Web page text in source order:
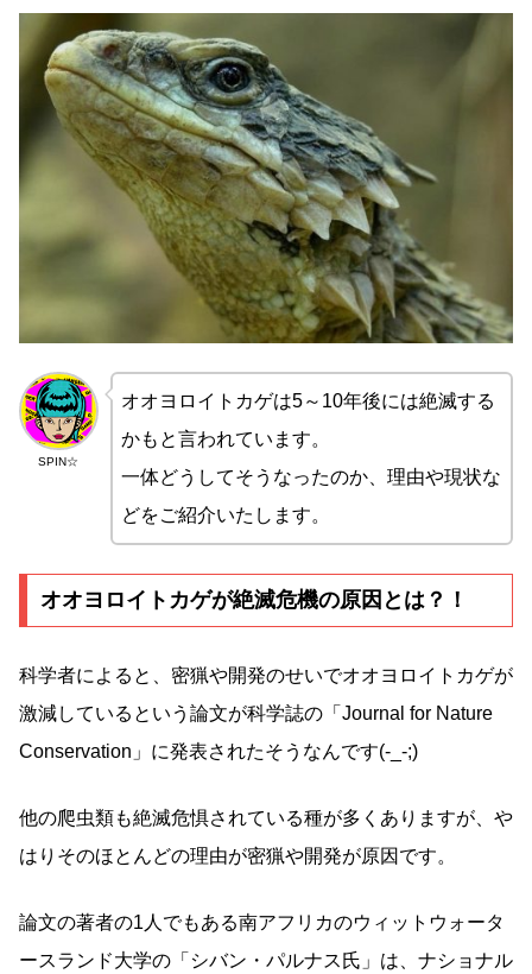
SPIN☆
オオヨロイトカゲは5～10年後には絶滅する
かもと言われています。
一体どうしてそうなったのか、理由や現状な
どをご紹介いたします。
オオヨロイトカゲが絶滅危機の原因とは？！
科学者によると、密猟や開発のせいでオオヨロイトカゲが
激減しているという論文が科学誌の「Journal for Nature
Conservation」に発表されたそうなんです(-_-;)
他の爬虫類も絶滅危惧されている種が多くありますが、や
はりそのほとんどの理由が密猟や開発が原因です。
論文の著者の1人でもある南アフリカのウィットウォータ
ースランド大学の「シバン・パルナス氏」は、ナショナル